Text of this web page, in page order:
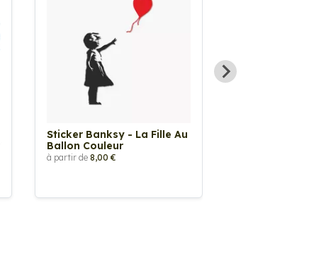
Sticker Banksy - La Fille Au
Ballon Couleur
à partir de 8,00 €